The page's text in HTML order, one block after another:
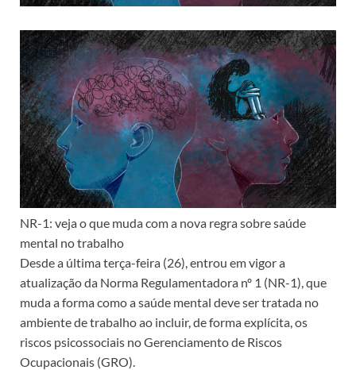
NR-1: veja o que muda com a nova regra sobre saúde
mental no trabalho
Desde a última terça-feira (26), entrou em vigor a
atualização da Norma Regulamentadora nº 1 (NR-1), que
muda a forma como a saúde mental deve ser tratada no
ambiente de trabalho ao incluir, de forma explícita, os
riscos psicossociais no Gerenciamento de Riscos
Ocupacionais (GRO).